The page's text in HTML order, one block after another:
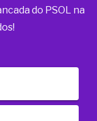
do PSOL na